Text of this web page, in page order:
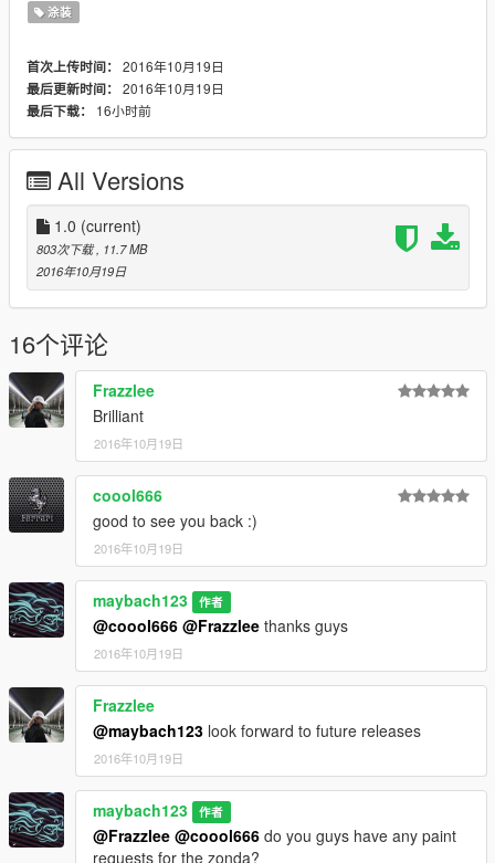
涂装
首次上传时间： 2016年10月19日
最后更新时间： 2016年10月19日
最后下载：
16小时前
All Versions
1.0 (current)
803次下载 , 11.7 MB
2016年10月19日
16个评论
Frazzlee
Brilliant
2016年10月19日
coool666
good to see you back :)
2016年10月19日
maybach123 作者
@coool666 @Frazzlee thanks guys
2016年10月19日
Frazzlee
@maybach123 look forward to future releases
2016年10月19日
maybach123 作者
@Frazzlee @coool666 do you guys have any paint
requests for the zonda?